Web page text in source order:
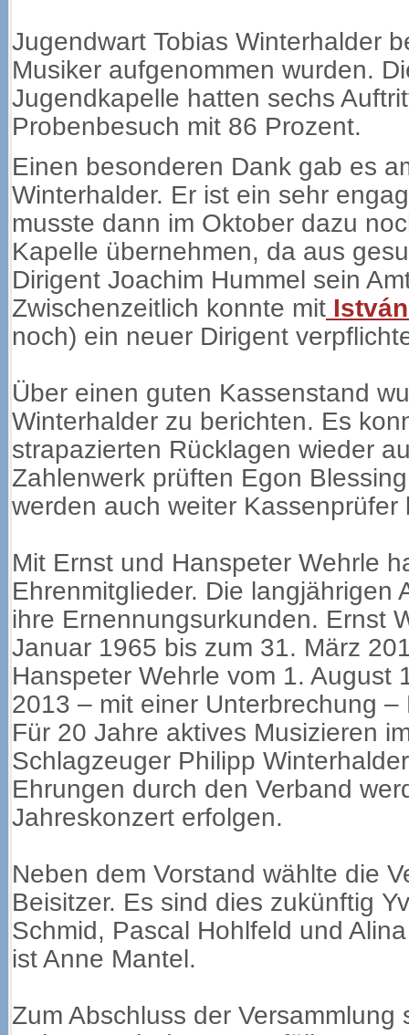
Jugendwart Tobias Winterhalder
Musiker aufgenommen wurden.
Jugendkapelle hatten sechs
Probenbesuch mit 86 Prozent.
Einen besonderen Dank gab es
Winterhalder. Er ist ein sehr
musste dann im Oktober dazu
Kapelle übernehmen, da aus
Dirigent Joachim Hummel sein
Zwischenzeitlich konnte mit
noch) ein neuer Dirigent
Über einen guten Kassenstand
Winterhalder zu berichten. Es
strapazierten Rücklagen wieder
Zahlenwerk prüften Egon
werden auch weiter Kassenprüfer
Mit Ernst und Hanspeter Wehrle
Ehrenmitglieder. Die langjährigen
ihre Ernennungsurkunden. Ernst
Januar 1965 bis zum 31. März
Hanspeter Wehrle vom 1. August
2013 – mit einer Unterbrechung
Für 20 Jahre aktives Musizieren
Schlagzeuger Philipp
Ehrungen durch den Verband
Jahreskonzert erfolgen.
Neben dem Vorstand wählte die
Beisitzer. Es sind dies zukünftig
Schmid, Pascal Hohlfeld und
ist Anne Mantel.
Zum Abschluss der